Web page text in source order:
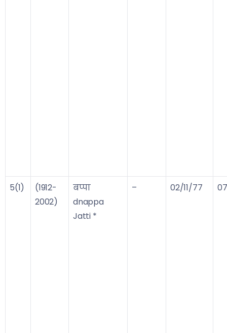
5(1)
(1912-
2002)
बप्पा
dnappa
Jatti *
– 02/11/77